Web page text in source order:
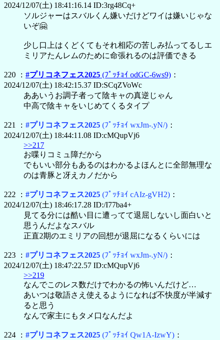
2024/12/07(土) 18:41:16.14 ID:3rg48Cq+
ソルジャーはスバルくん嫌いだけどワイは嫌いじゃな
いぞ🤗
少し口上はくどくてもそれ相応の苦しみ払ってるしエ
ミリアたんレムのために命張れるのは評価できる
220 ： #プリコネフェス2025 (ﾌﾟｯﾁｮｲ odGC-6ws9) ：
2024/12/07(土) 18:42:15.37 ID:SCqZVoWc
ああいうお調子者って陰キャの真逆じゃん
中高で陰キャをいじめてくるタイプ
221 ： #プリコネフェス2025 (ﾌﾟｯﾁｮｲ wxJm-.yN/) ：
2024/12/07(土) 18:44:11.08 ID:cMQupVj6
>>217
お喋りコミュ障だから
でもいい部分もあるのはわかるよほんとに全部無理な
のは青豚と冴えカノだから
222 ： #プリコネフェス2025 (ﾌﾟｯﾁｮｲ cAIz-gVH2) ：
2024/12/07(土) 18:46:17.28 ID:/I77ba4+
見てる分には酷い目に遭ってて退屈しないし面白いと
思うんだよなスバル
正直2期のエミリアの回想が退屈になるくらいには
223 ： #プリコネフェス2025 (ﾌﾟｯﾁｮｲ wxJm-.yN/) ：
2024/12/07(土) 18:47:22.57 ID:cMQupVj6
>>219
なんでこのレス数だけでわかるの怖いんだけど…
あいつは敬語さえ使えるようになれば不快度が半減す
ると思う
なんで家主にもタメ口なんだよ
224 ： #プリコネフェス2025 (ﾌﾟｯﾁｮｲ Qw1A-IzwY) ：